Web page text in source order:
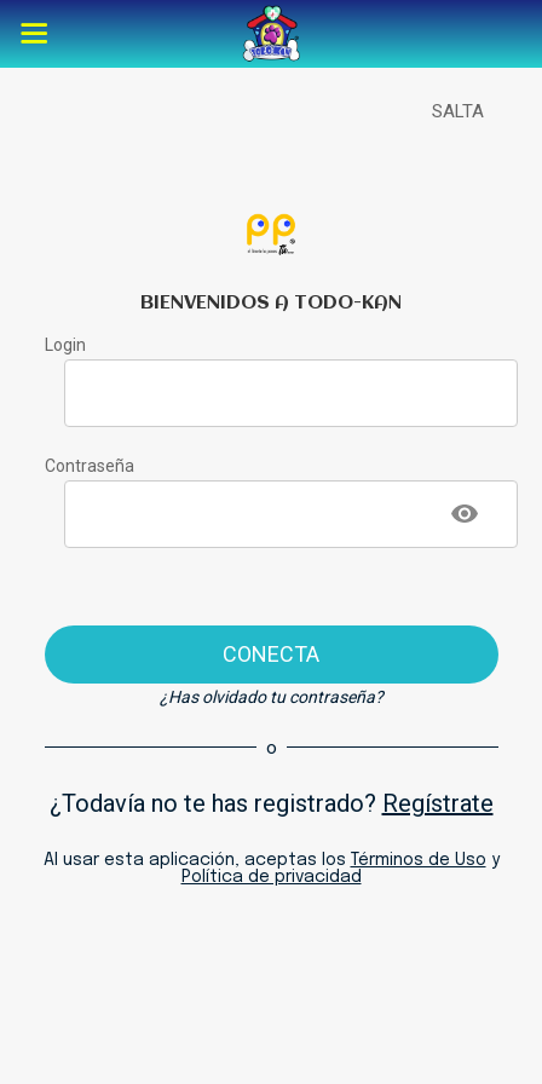
SALTA
BIENVENIDOS A TODO-KAN
Login
Contraseña
CONECTA
¿Has olvidado tu contraseña?
o
¿Todavía no te has registrado? Regístrate
Al usar esta aplicación, aceptas los Términos de Uso y
Política de privacidad